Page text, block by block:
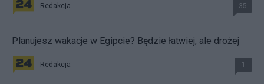
Redakcja 35
Planujesz wakacje w Egipcie? Będzie łatwiej, ale drożej
Redakcja 1